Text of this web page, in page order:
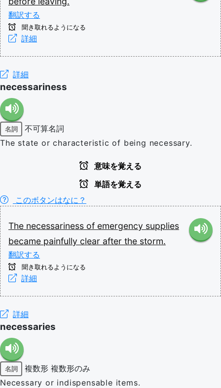
翻訳する
聞き取れるようになる
詳細
詳細
necessariness
名詞
不可算名詞
The state or characteristic of being necessary.
意味を覚える
単語を覚える
このボタンはなに？
The necessariness of emergency supplies
became painfully clear after the storm.
翻訳する
聞き取れるようになる
詳細
詳細
necessaries
名詞 複数形 複数形のみ
Necessary or indispensable items.